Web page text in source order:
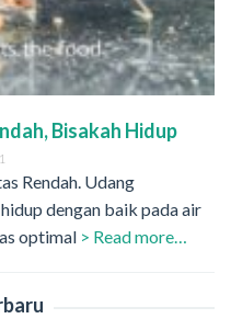
Bisakah Hidup
Rendah. Udang
dengan baik pada air
optimal > Read more…